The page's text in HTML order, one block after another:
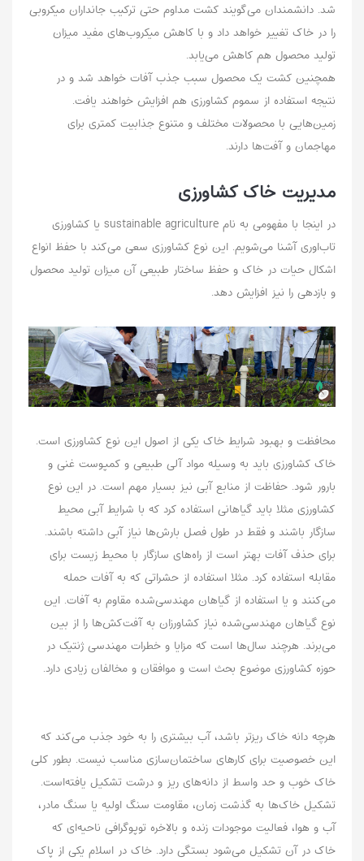
شد. دانشمندان می‌گویند کشت مداوم حتی ترکیب جانداران میکروبی
را در خاک تغییر خواهد داد و با کاهش میکروب‌های مفید میزان
تولید محصول هم کاهش می‌یابد.
همچنین کشت یک محصول سبب جذب آفات خواهد شد‌ و در
نتیجه استفاده از سموم کشاورزی هم افزایش خواهند یافت.
زمین‌هایی با محصولات مختلف و متنوع جذابیت کمتری برای
مهاجمان و آفت‌ها دارند.
مدیریت خاک کشاورزی
در اینجا با مفهومی به نام sustainable agriculture یا کشاورزی
تاب‌اوری آشنا می‌شویم. این نوع کشاورزی سعی می‌کند با حفظ انواع
اشکال حیات در خاک و حفظ ساختار طبیعی آن میزان تولید محصول
و بازدهی را نیز‌ افزایش دهد.
محافظت و بهبود شرایط خاک یکی از اصول این نوع کشاورزی است.
خاک کشاورزی باید به وسیله مواد آلی طبیعی و کمپوست غنی و
بارور شود. حفاظت از منابع آبی نیز بسیار مهم است. در این نوع
کشاورزی مثلا باید گیاهانی استفاده کرد که با شرایط آبی محیط
سازگار باشند و فقط در طول فصل بارش‌ها نیاز آبی داشته باشند.
برای حذف آفات بهتر است از راه‌های سازگار با محیط زیست برای
مقابله استفاده کرد. مثلا استفاده از حشراتی که به آفات حمله
می‌کنند و یا استفاده از گیاهان مهندسی‌شده مقاوم به آفات. این
نوع گیاهان مهندسی‌شده نیاز کشاورزان به آفت‌کش‌ها را از بین
می‌برند. هرچند سال‌ها است که مزایا و خطرات مهندسی ژنتیک در
حوزه کشاورزی موضوع بحث است و موافقان و مخالفان زیادی دارد.
هرچه دانه خاک ریزتر باشد، آب بیشتری را به خود جذب می‌کند که
این خصوصیت برای کارهای ساختمان‌سازی مناسب نیست. بطور کلی
خاک خوب و حد واسط از دانه‌های ریز و درشت تشکیل یافته‌است.
تشکیل خاک‌ها به گذشت زمان، مقاومت سنگ اولیه یا سنگ مادر،
آب و هوا، فعالیت موجودات زنده و بالاخره توپوگرافی ناحیه‌ای که
خاک در آن تشکیل می‌شود بستگی دارد. خاک در اسلام یکی از پاک